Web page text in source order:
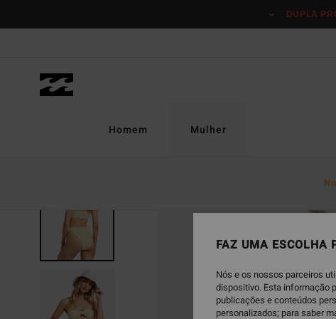
produto
DUPLA
Homem Mulher
FAZ UMA ESCOLHA
Nós e os nossos parceiros
dispositivo. Esta informação
publicações e conteúdos
personalizados; para saber